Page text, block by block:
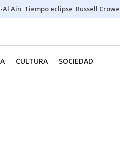
Al Ain Tiempo eclipse Russell Crowe
CULTURA SOCIEDAD